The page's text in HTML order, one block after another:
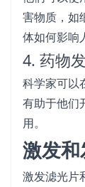
害物质，如
体如何影响
4. 药物
科学家可以
有助于他们
用。
激发
激发滤光片